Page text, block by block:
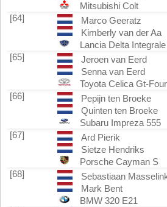
Mitsubishi Colt
[64]
Marco Geeratz
Kimberly van der Aa
Lancia Delta
[65]
Jeroen van Eerd
Senna van Eerd
Toyota Celica Gt-
[66]
Pepijn ten Broeke
Quinten ten Broeke
Subaru Impreza 555
[67]
Ard Pierik
Sietze Hendriks
Porsche Cayman S
[68]
Sebastiaan
Mark Bent
BMW 320 E21